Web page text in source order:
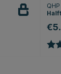
QHP